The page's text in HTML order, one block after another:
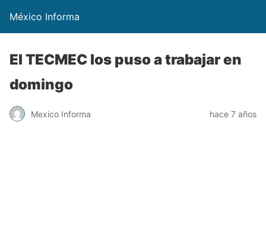
México Informa
El TECMEC los puso a trabajar en
domingo
Mexico Informa hace 7 años